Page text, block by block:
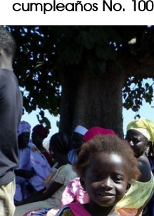
cumpleaños No. 100